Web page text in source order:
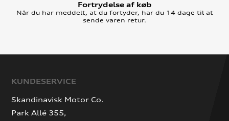
Fortrydelse af køb
Når du har meddelt, at du fortyder, har du 14 dage til at
sende varen retur.
KUNDESERVICE
Skandinavisk Motor Co.
Park Allé 355,